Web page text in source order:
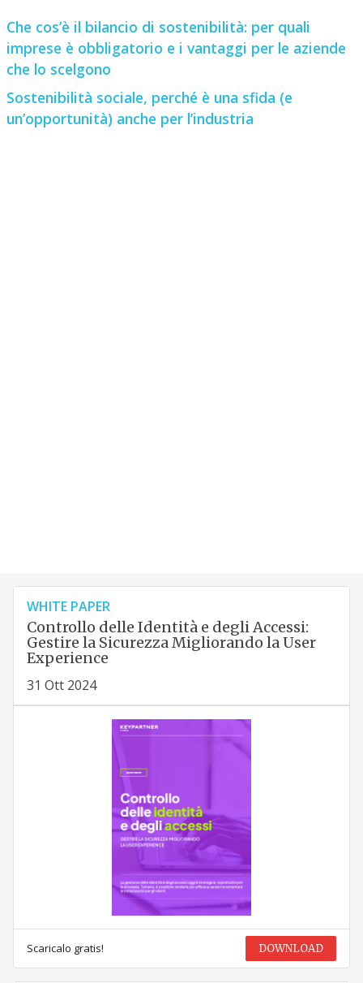
Che cos’è il bilancio di sostenibilità: per quali
imprese è obbligatorio e i vantaggi per le aziende
che lo scelgono
Sostenibilità sociale, perché è una sfida (e
un’opportunità) anche per l’industria
WHITE PAPER
Controllo delle Identità e degli Accessi:
Gestire la Sicurezza Migliorando la User
Experience
31 Ott 2024
Scaricalo gratis! DOWNLOAD